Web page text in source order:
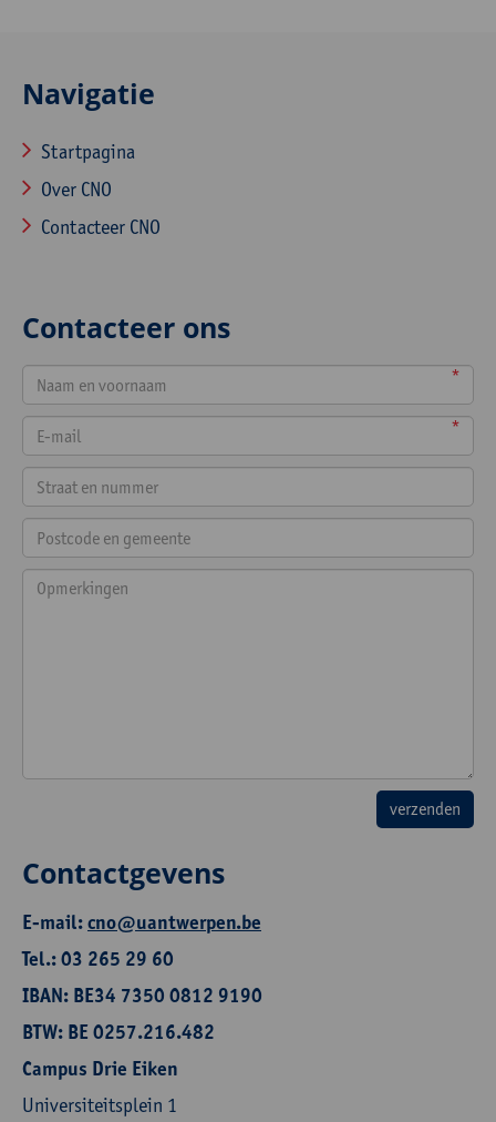
Navigatie
Startpagina
Over CNO
Contacteer CNO
Contacteer ons
*
*
Contactgevens
E-mail:cno@uantwerpen.be
Tel.: 03 265 29 60
IBAN: BE34 7350 0812 9190
BTW: BE 0257.216.482
Campus Drie Eiken
Universiteitsplein 1